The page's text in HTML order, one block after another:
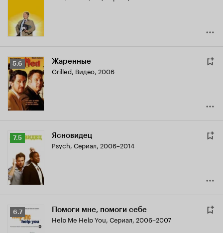
Рейтинг
Кинопоиска
5.6
5.6 Жаренные
Grilled, Видео, 2006
Рейтинг
Кинопоиска
7.5
7.5 Ясновидец
Psych, Сериал, 2006–2014
Рейтинг
Кинопоиска
6.7 Помоги мне, помоги себе
Help Me Help You, Сериал, 2006–2007